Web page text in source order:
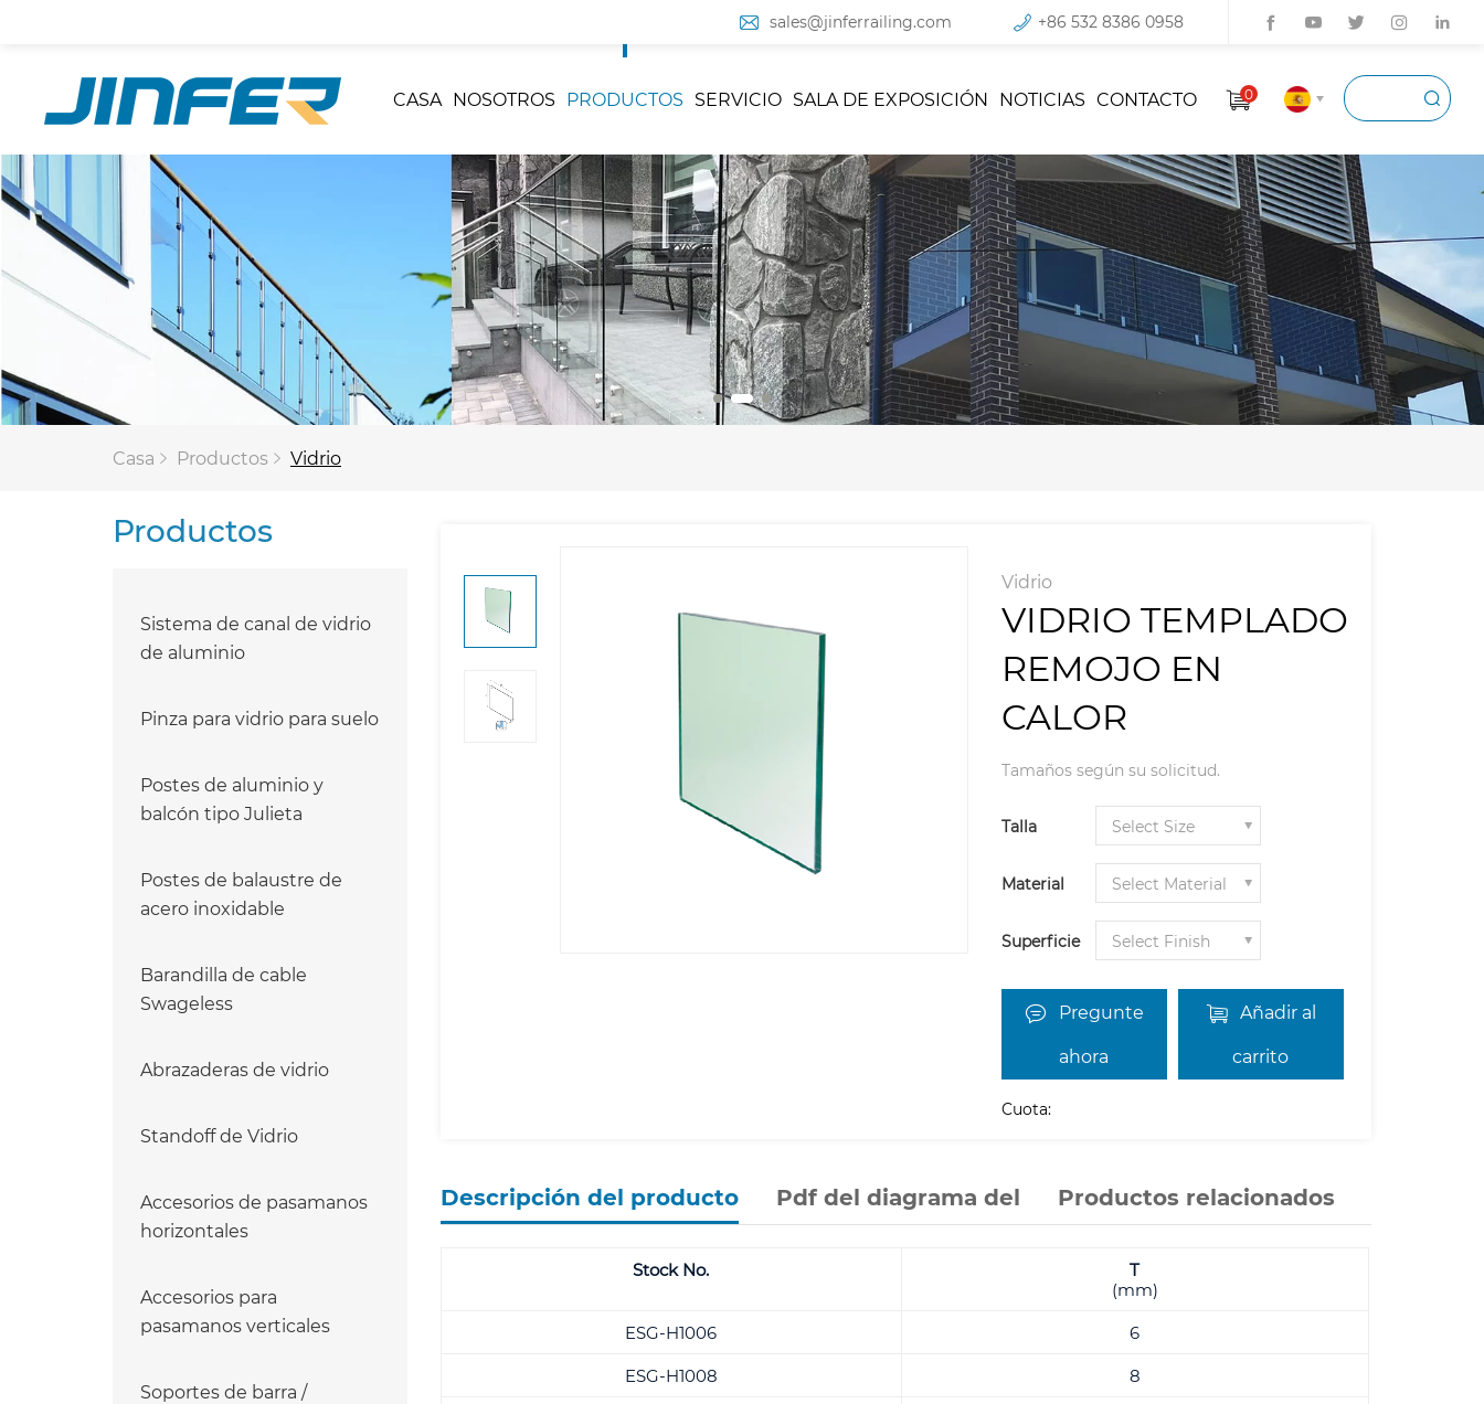
sales@jinferrailing.com +86 532 8386 0958
0
CASA NOSOTROS PRODUCTOS SERVICIO SALA DE EXPOSICIÓN NOTICIAS CONTACTO
Casa Productos Vidrio
Productos
Sistema de canal de vidrio
de aluminio
Pinza para vidrio para suelo
Postes de aluminio y
balcón tipo Julieta
Postes de balaustre de
acero inoxidable
Barandilla de cable
Swageless
Abrazaderas de vidrio
Standoff de Vidrio
Accesorios de pasamanos
horizontales
Accesorios para
pasamanos verticales
Soportes de barra /
Vidrio
VIDRIO TEMPLADO
REMOJO EN
CALOR
Tamaños según su solicitud.
Talla
Material
Superficie
Pregunte
ahora
Añadir al
carrito
Cuota:
Descripción del producto Pdf del diagrama del Productos relacionados
Stock No.
T
(mm)
ESG-H1006
6
ESG-H1008
8